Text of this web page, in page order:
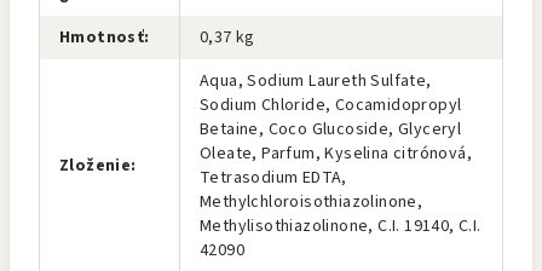
Hmotnosť: 0,37 kg
Zloženie:
Aqua, Sodium Laureth Sulfate,
Sodium Chloride, Cocamidopropyl
Betaine, Coco Glucoside, Glyceryl
Oleate, Parfum, Kyselina citrónová,
Tetrasodium EDTA,
Methylchloroisothiazolinone,
Methylisothiazolinone, C.I. 19140, C.I.
42090